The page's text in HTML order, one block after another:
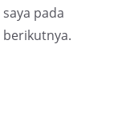
pada